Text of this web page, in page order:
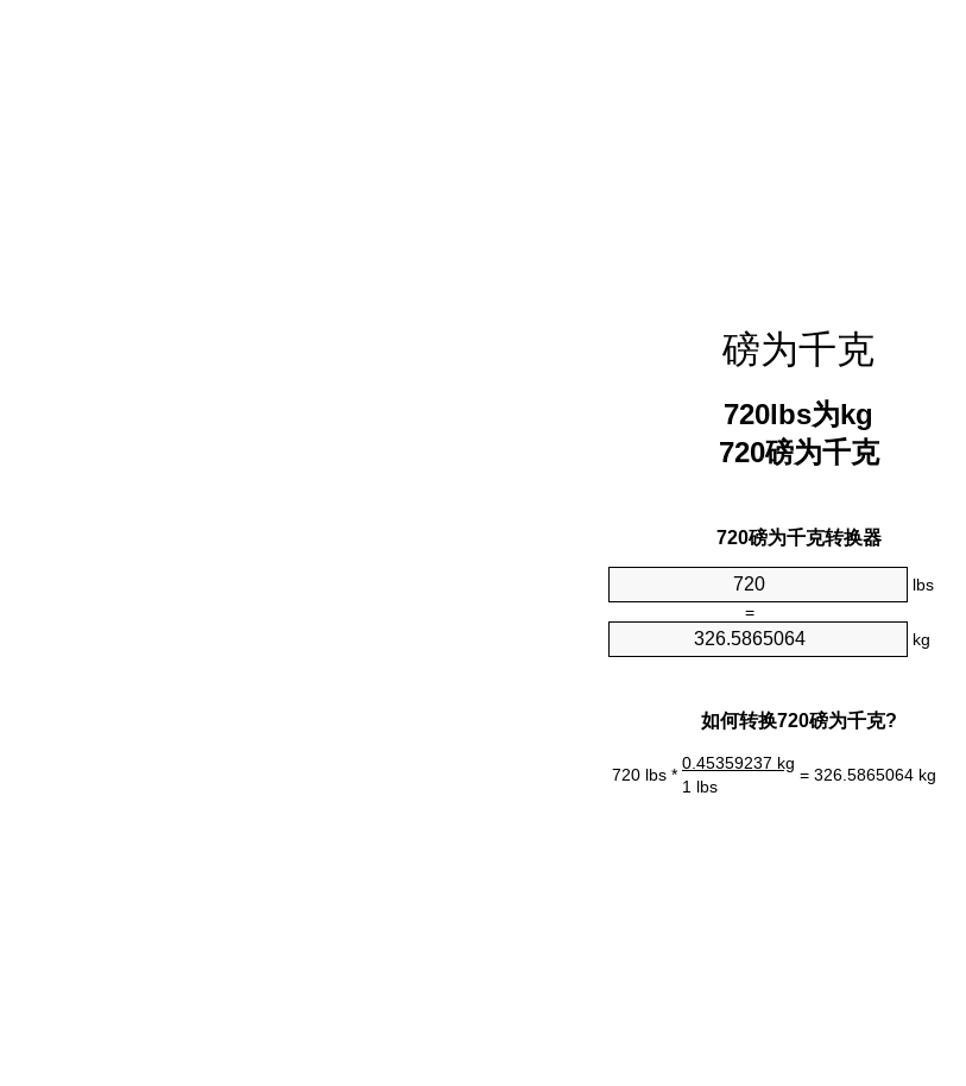
磅为千克
720lbs为kg
720磅为千克
720磅为千克转换器
lbs
=
kg
如何转换720磅为千克?
720 lbs *
0.45359237 kg
= 326.5865064 kg
1 lbs